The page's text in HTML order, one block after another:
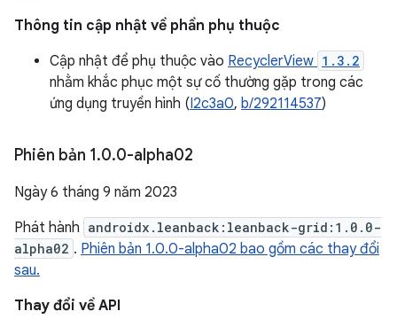
Thông tin cập nhật về phần phụ thuộc
Cập nhật để phụ thuộc vào RecyclerView 1.3.2
nhằm khắc phục một sự cố thường gặp trong các
ứng dụng truyền hình (I2c3a0, b/292114537)
Phiên bản 1.0.0-alpha02
Ngày 6 tháng 9 năm 2023
Phát hành androidx.leanback:leanback-grid:1.0.0-
alpha02 . Phiên bản 1.0.0-alpha02 bao gồm các thay đổi
sau.
Thay đổi về API